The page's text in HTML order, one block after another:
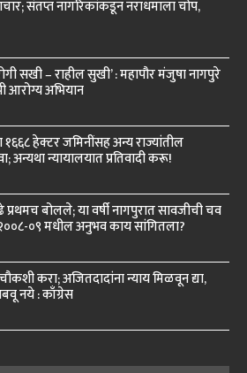
संतप्त नागरिकांकडून नराधमाला चोप,
सखी – राहील सुखी’ : महापौर मंजुषा नागपुरे
आरोग्य अभियान
१६६८ हेक्टर जमिनींसह अन्य राज्यांतील
अन्यथा न्यायालयात प्रतिवादी करू!
प्रथमच बोलले; या वर्षी नागपुरात सावजीची चव
०९ मधील अनुभव काय सांगितला?
करा; अजितदादांना न्याय मिळवून द्या,
नये : काँग्रेस